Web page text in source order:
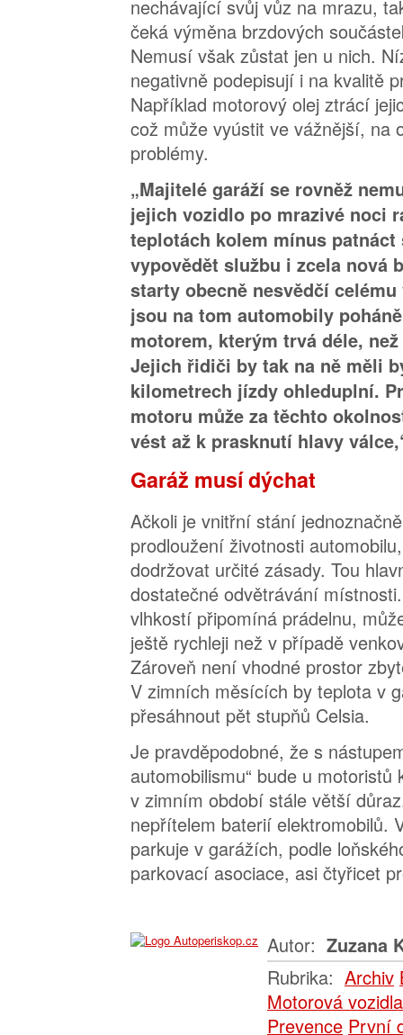
nechávající svůj vůz na mrazu,
čeká výměna brzdových
Nemusí však zůstat jen u nich.
negativně podepisují i na kvalitě
Například motorový olej ztrácí
což může vyústit ve vážnější, na
problémy.
„Majitelé garáží se rovněž
jejich vozidlo po mrazivé noci
teplotách kolem mínus patnáct
vypovědět službu i zcela nová
starty obecně nesvědčí
jsou na tom automobily
motorem, kterým trvá déle,
Jejich řidiči by tak na ně měli
kilometrech jízdy ohleduplní.
motoru může za těchto
vést až k prasknutí hlavy
Garáž musí dýchat
Ačkoli je vnitřní stání
prodloužení životnosti
dodržovat určité zásady. Tou
dostatečné odvětrávání
vlhkostí připomíná prádelnu,
ještě rychleji než v případě
Zároveň není vhodné prostor
V zimních měsících by teplota v
přesáhnout pět stupňů Celsia.
Je pravděpodobné, že s
automobilismu“ bude u
v zimním období stále větší
nepřítelem baterií elektromobilů.
parkuje v garážích, podle
parkovací asociace, asi čtyřicet
Autor: Zuzana
Rubrika: Archiv
Motorová vozidla
Prevence První